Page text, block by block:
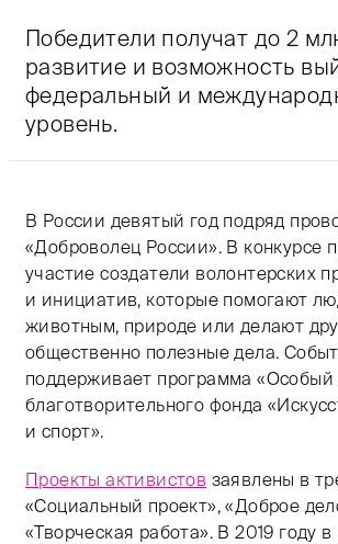
Победители получат до 2
развитие и возможность
федеральный и
уровень.
В России девятый год подряд
«Доброволец России». В конкурсе
участие создатели волонтерских
и инициатив, которые помогают
животным, природе или делают
общественно полезные дела.
поддерживает программа «Особый
благотворительного фонда
и спорт».
Проекты активистов заявлены в
«Социальный проект», «Доброе
«Творческая работа». В 2019 году в